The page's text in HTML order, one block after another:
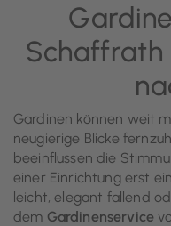
Schaffrath
Gardinen können weit
neugierige Blicke
beeinflussen die
einer Einrichtung erst
leicht, elegant fallend
dem Gardinenservice